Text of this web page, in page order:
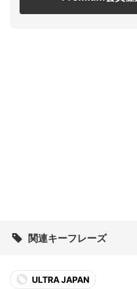
関連キーフレーズ
ULTRA JAPAN